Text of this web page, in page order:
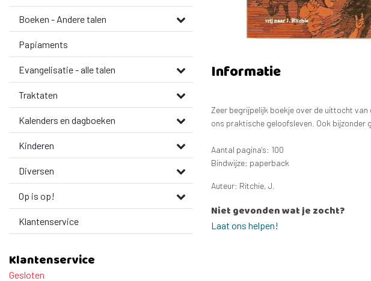
Boeken - Andere talen
Papiaments
Evangelisatie - alle talen
Traktaten
Kalenders en dagboeken
Kinderen
Diversen
Op is op!
Klantenservice
Klantenservice
Gesloten
Informatie
Zeer begrijpelijk boekje over de uittocht van
ons praktische geloofsleven. Ook bijzonder
Aantal pagina's: 100
Bindwijze: paperback
Auteur: Ritchie, J.
Niet gevonden wat je zocht?
Laat ons helpen!